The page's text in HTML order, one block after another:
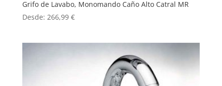
Grifo de Lavabo, Monomando Caño Alto Catral MR
Desde: 266,99 €